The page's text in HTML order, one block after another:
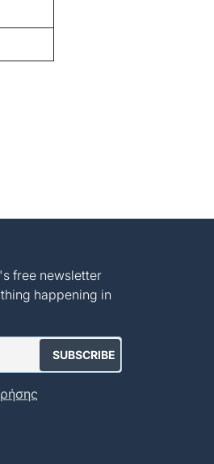
free newsletter
happening in
.